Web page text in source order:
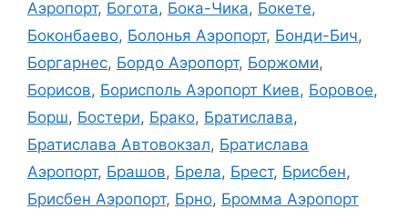
Аэропорт, Богота, Бока-Чика, Бокете,
Боконбаево, Болонья Аэропорт, Бонди-Бич,
Боргарнес, Бордо Аэропорт, Боржоми,
Борисов, Борисполь Аэропорт Киев, Боровое,
Борш, Бостери, Брако, Братислава,
Братислава Автовокзал, Братислава
Аэропорт, Брашов, Брела, Брест, Брисбен,
Брисбен Аэропорт, Брно, Бромма Аэропорт